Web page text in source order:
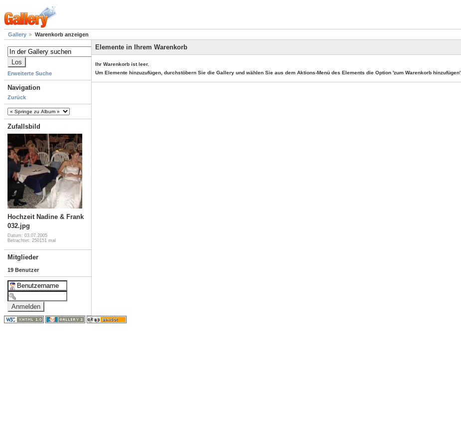
Gallery Warenkorb anzeigen
Erweiterte Suche
Navigation
Zurück
Zufallsbild
Hochzeit Nadine & Frank
032.jpg
Datum: 03.07.2005
Betrachtet: 250151 mal
Mitglieder
19 Benutzer
Elemente in Ihrem Warenkorb
Ihr Warenkorb ist leer.
Um Elemente hinzuzufügen, durchstöbern Sie die Gallery und wählen Sie aus dem Aktions-Menü des Elements die Option 'zum Warenkorb hinzufügen'.